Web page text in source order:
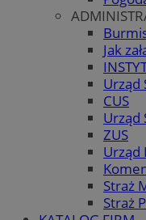
Jak
Urząd
CUS
Urząd
ZUS
Urząd
Straż
Straż